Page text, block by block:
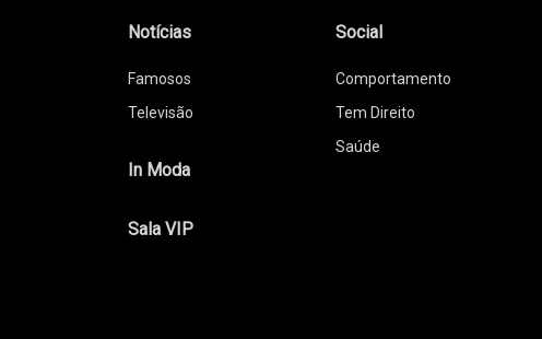
Notícias
Famosos
Televisão
In Moda
Sala VIP
Social
Comportamento
Tem Direito
Saúde